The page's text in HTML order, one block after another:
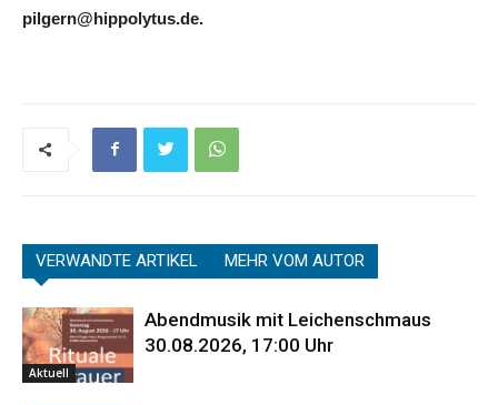
pilgern@hippolytus.de.
VERWANDTE ARTIKEL MEHR VOM AUTOR
Aktuell
Abendmusik mit Leichenschmaus
30.08.2026, 17:00 Uhr